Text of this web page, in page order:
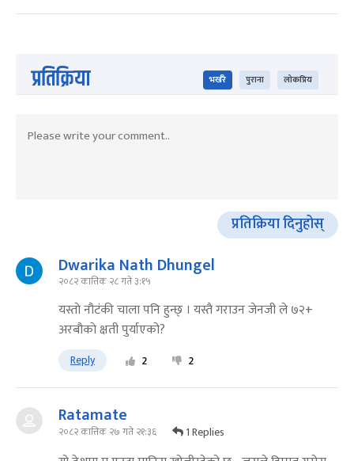
प्रतिक्रिया भर्खरै पुराना लोकप्रिय
प्रतिक्रिया दिनुहोस्
Dwarika Nath Dhungel
२०८२ कात्तिक २८ गते ३:१५
यस्ताे नौटंकी चाला पनि हुन्छ् । यस्तै गराउन जेनजी ले ७२+
अरबौकाे क्षती पुर्याएको?
Reply 2 2
Ratamate
२०८२ कात्तिक २७ गते २१:३६ 1 Replies